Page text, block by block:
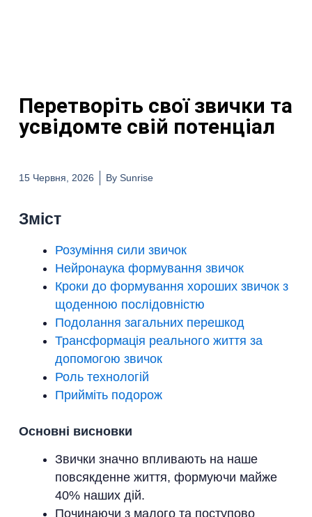
Перетворіть свої звички та
усвідомте свій потенціал
15 Червня, 2026 BySunrise
Зміст
Розуміння сили звичок
Нейронаука формування звичок
Кроки до формування хороших звичок з
щоденною послідовністю
Подолання загальних перешкод
Трансформація реального життя за
допомогою звичок
Роль технологій
Прийміть подорож
Основні висновки
Звички значно впливають на наше
повсякденне життя, формуючи майже
40% наших дій.
Починаючи з малого та поступово